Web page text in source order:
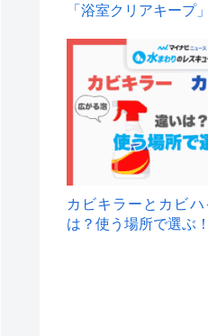
「浴室クリアキープ」
カビキラーとカビ
は？使う場所で選ぶ！